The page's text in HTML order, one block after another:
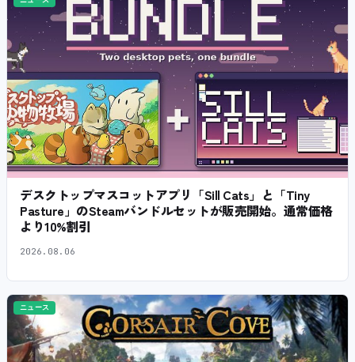
デスクトップマスコットアプリ「Sill Cats」と「Tiny
Pasture」のSteamバンドルセットが販売開始。通常価格
より10%割引
2026.08.06
ニュース